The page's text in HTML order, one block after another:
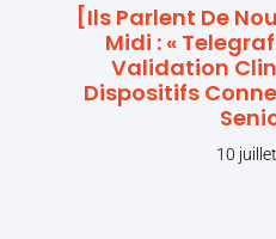
[Ils Parlent De
Midi : «
Validation
Dispositifs
10